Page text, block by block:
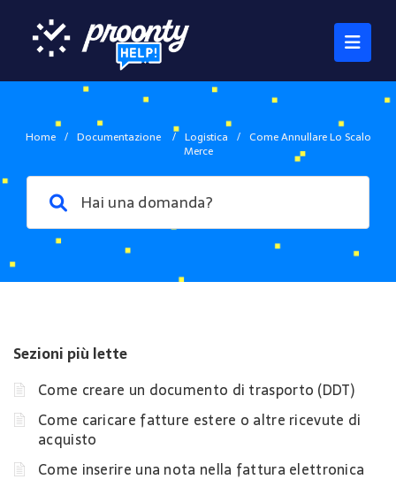
Home / Documentazione / Logistica / Come Annullare Lo Scalo
Merce
Sezioni più lette
Come creare un documento di trasporto (DDT)
Come caricare fatture estere o altre ricevute di
acquisto
Come inserire una nota nella fattura elettronica